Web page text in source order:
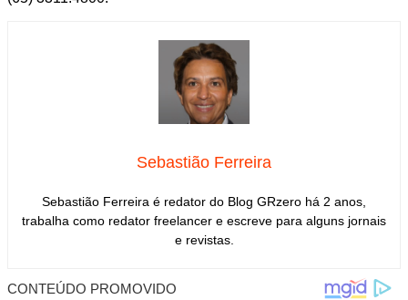
Sebastião Ferreira
Sebastião Ferreira é redator do Blog GRzero há 2 anos,
trabalha como redator freelancer e escreve para alguns jornais
e revistas.